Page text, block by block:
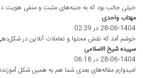
ت
خیلی جالب بود که به جنبه‌های مثبت و منفی هویت
مهتاب واحدی
ف
ت
:
28-06-1404 در 02:39
خوشم آمد که نقش محتوا و تعاملات آنلاین در
سپیده شیخ الاسلامی
ف
ت
28-06-1404 در 06:18
امیدوارم مقاله‌های بعدی شما هم به همین شکل